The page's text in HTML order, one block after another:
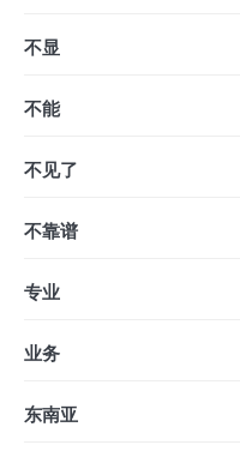
不显
不能
不见了
不靠谱
专业
业务
东南亚